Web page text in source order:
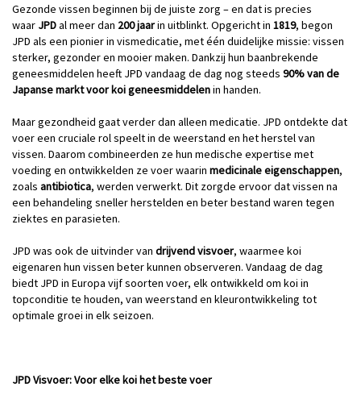
Gezonde vissen beginnen bij de juiste zorg – en dat is precies
waar JPDal meer dan 200 jaarin uitblinkt. Opgericht in 1819, begon
JPD als een pionier in vismedicatie, met één duidelijke missie: vissen
sterker, gezonder en mooier maken. Dankzij hun baanbrekende
geneesmiddelen heeft JPD vandaag de dag nog steeds 90% van de
Japanse markt voor koi geneesmiddelenin handen.
Maar gezondheid gaat verder dan alleen medicatie. JPD ontdekte dat
voer een cruciale rol speelt in de weerstand en het herstel van
vissen. Daarom combineerden ze hun medische expertise met
voeding en ontwikkelden ze voer waarin medicinale eigenschappen,
zoals antibiotica, werden verwerkt. Dit zorgde ervoor dat vissen na
een behandeling sneller herstelden en beter bestand waren tegen
ziektes en parasieten.
JPD was ook de uitvinder van drijvend visvoer, waarmee koi
eigenaren hun vissen beter kunnen observeren. Vandaag de dag
biedt JPD in Europa vijf soorten voer, elk ontwikkeld om koi in
topconditie te houden, van weerstand en kleurontwikkeling tot
optimale groei in elk seizoen.
JPD Visvoer: Voor elke koi het beste voer